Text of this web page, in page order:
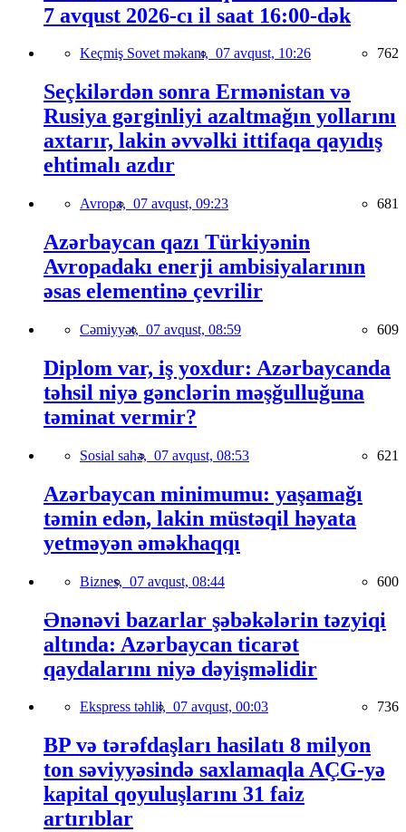
7 avqust 2026-cı il saat 16:00-dək
Keçmiş Sovet məkanı, 07 avqust, 10:26 762
Seçkilərdən sonra Ermənistan və
Rusiya gərginliyi azaltmağın yollarını
axtarır, lakin əvvəlki ittifaqa qayıdış
ehtimalı azdır
Avropa, 07 avqust, 09:23 681
Azərbaycan qazı Türkiyənin
Avropadakı enerji ambisiyalarının
əsas elementinə çevrilir
Cəmiyyət, 07 avqust, 08:59 609
Diplom var, iş yoxdur: Azərbaycanda
təhsil niyə gənclərin məşğulluğuna
təminat vermir?
Sosial sahə, 07 avqust, 08:53 621
Azərbaycan minimumu: yaşamağı
təmin edən, lakin müstəqil həyata
yetməyən əməkhaqqı
Biznes, 07 avqust, 08:44 600
Ənənəvi bazarlar şəbəkələrin təzyiqi
altında: Azərbaycan ticarət
qaydalarını niyə dəyişməlidir
Ekspress təhlil, 07 avqust, 00:03 736
BP və tərəfdaşları hasilatı 8 milyon
ton səviyyəsində saxlamaqla AÇG-yə
kapital qoyuluşlarını 31 faiz
artırıblar